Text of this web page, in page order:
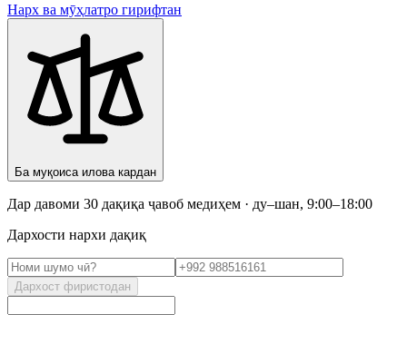
Нарх ва мӯҳлатро гирифтан
Ба муқоиса илова кардан
Дар давоми 30 дақиқа ҷавоб медиҳем · ду–шан, 9:00–18:00
Дархости нархи дақиқ
Дархост фиристодан